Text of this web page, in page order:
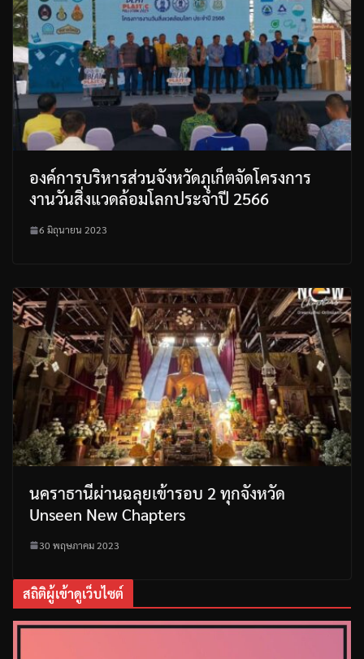
องค์การบริหารส่วนจังหวัดภูเก็ตจัดโครงการ
งานวันสิ่งแวดล้อมโลกประจำปี 2566
6 มิถุนายน 2023
นคราธานีผ่านฉลุยเข้ารอบ 2 ทุกจังหวัด
Unseen New Chapters
30 พฤษภาคม 2023
สถิติผู้เข้าดูเว็บไซต์